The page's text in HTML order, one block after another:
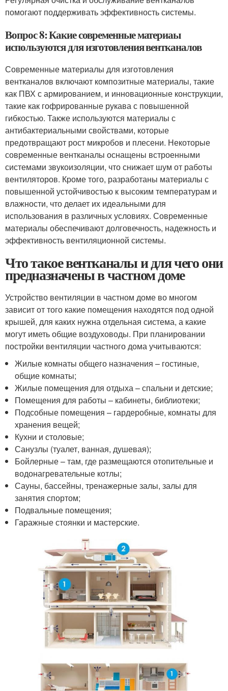
помогают поддерживать эффективность системы.
Вопрос 8: Какие современные материаы
используются для изготовления вентканалов
Современные материалы для изготовления
вентканалов включают композитные материалы, такие
как ПВХ с армированием, и инновационные конструкции,
такие как гофрированные рукава с повышенной
гибкостью. Также используются материалы с
антибактериальными свойствами, которые
предотвращают рост микробов и плесени. Некоторые
современные вентканалы оснащены встроенными
системами звукоизоляции, что снижает шум от работы
вентиляторов. Кроме того, разработаны материалы с
повышенной устойчивостью к высоким температурам и
влажности, что делает их идеальными для
использования в различных условиях. Современные
материалы обеспечивают долговечность, надежность и
эффективность вентиляционной системы.
Что такое вентканалы и для чего они
предназначены в частном доме
Устройство вентиляции в частном доме во многом
зависит от того какие помещения находятся под одной
крышей, для каких нужна отдельная система, а какие
могут иметь общие воздуховоды. При планировании
постройки вентиляции частного дома учитываются:
Жилые комнаты общего назначения – гостиные,
общие комнаты;
Жилые помещения для отдыха – спальни и детские;
Помещения для работы – кабинеты, библиотеки;
Подсобные помещения – гардеробные, комнаты для
хранения вещей;
Кухни и столовые;
Санузлы (туалет, ванная, душевая);
Бойлерные – там, где размещаются отопительные и
водонагревательные котлы;
Сауны, бассейны, тренажерные залы, залы для
занятия спортом;
Подвальные помещения;
Гаражные стоянки и мастерские.